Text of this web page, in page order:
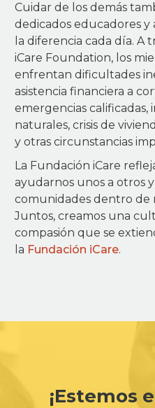
Cuidar de los demás
dedicados educadores
la diferencia cada día. A
iCare Foundation, los
enfrentan dificultades
asistencia financiera a
emergencias calificadas,
naturales, crisis de
y otras circunstancias
La Fundación iCare
ayudarnos unos a otros
comunidades dentro de
Juntos, creamos una
compasión que se
la Fundación iCare.
¡Estemos